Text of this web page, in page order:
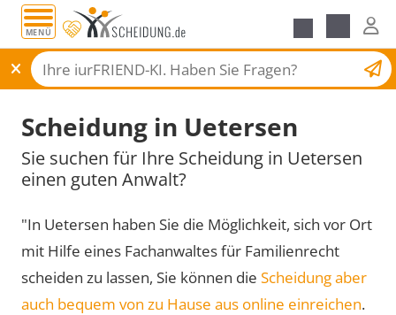
MENÜ
Scheidungsantrag
Scheidung in Uetersen
Sie suchen für Ihre Scheidung in Uetersen
einen guten Anwalt?
"In Uetersen haben Sie die Möglichkeit, sich vor Ort
mit Hilfe eines Fachanwaltes für Familienrecht
scheiden zu lassen, Sie können die Scheidung aber
auch bequem von zu Hause aus online einreichen.